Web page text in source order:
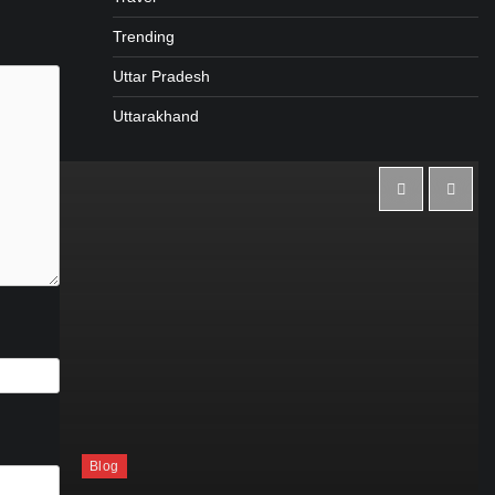
Trending
Uttar Pradesh
Uttarakhand
Blog